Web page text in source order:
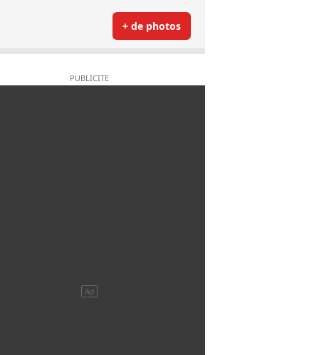
+ de photos